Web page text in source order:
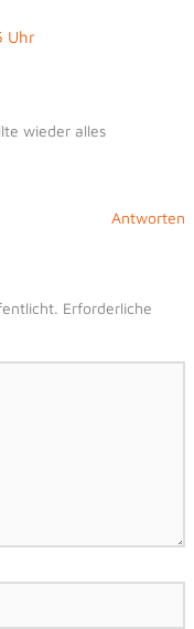
Uhr
wieder alles
Antworten
Erforderliche